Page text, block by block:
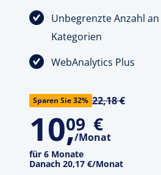
Unbegrenzte Anzahl
Kategorien
WebAnalytics Plus
Sparen Sie 32% 22,18 €
10,
09 €
/Monat
für 6 Monate
Danach 20,17 €/Monat